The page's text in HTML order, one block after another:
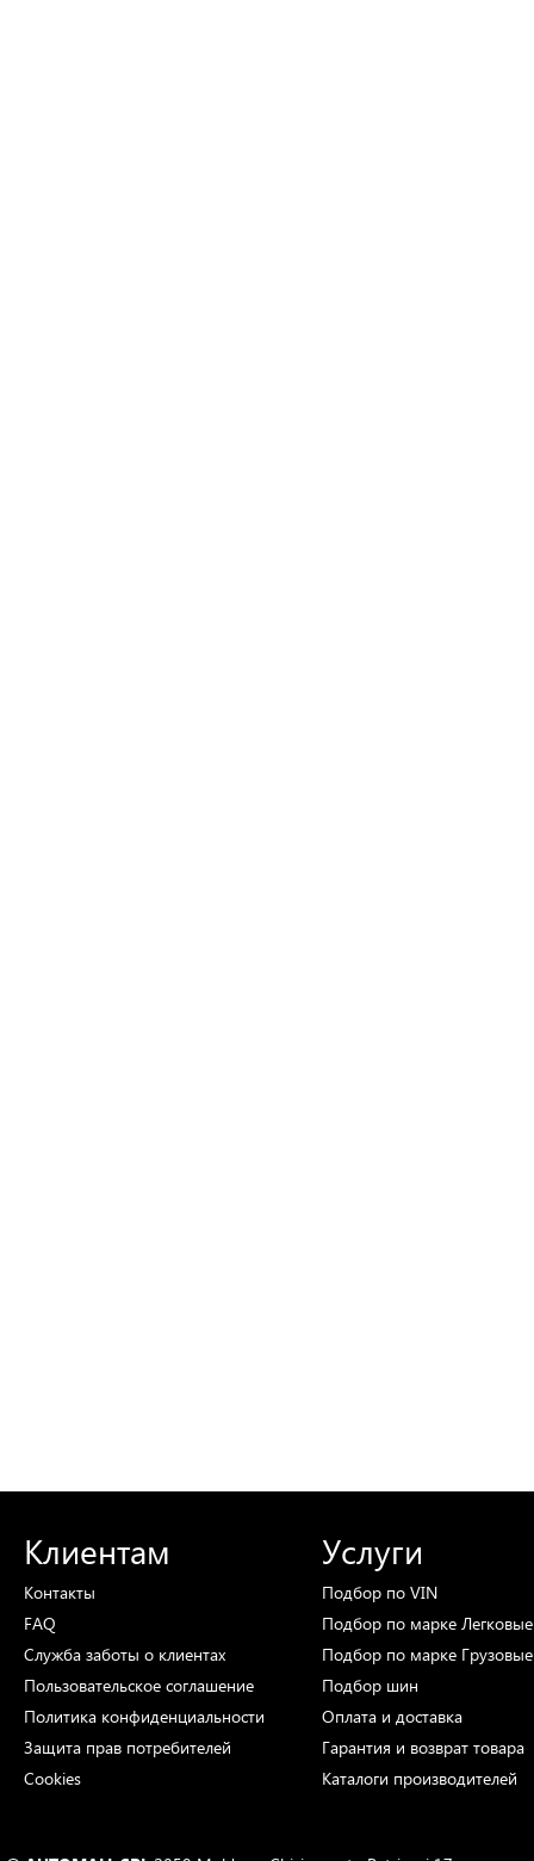
Клиентам
Контакты
FAQ
Служба заботы о клиентах
Пользовательское соглашение
Политика конфиденциальности
Защита прав потребителей
Cookies
Услуги
Подбор по VIN
Подбор по марке
Подбор по марке
Подбор шин
Оплата и доставка
Гарантия и возврат товара
Каталоги производителей